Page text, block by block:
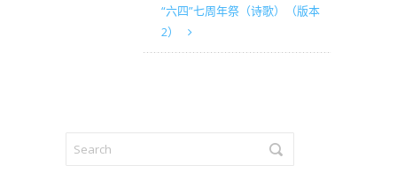
“六四”七周年祭（诗歌）（版本
2）